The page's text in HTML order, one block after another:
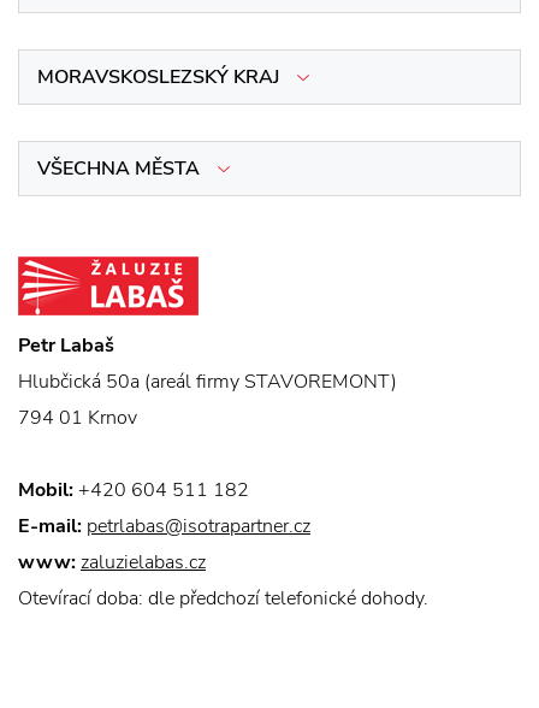
MORAVSKOSLEZSKÝ KRAJ
VŠECHNA MĚSTA
Petr Labaš
Hlubčická 50a (areál firmy STAVOREMONT)
794 01 Krnov
Mobil: +420 604 511 182
E-mail: petrlabas@isotrapartner.cz
www: zaluzielabas.cz
Otevírací doba: dle předchozí telefonické dohody.